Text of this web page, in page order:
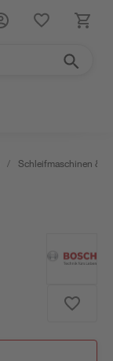
/ Schleifmaschinen &